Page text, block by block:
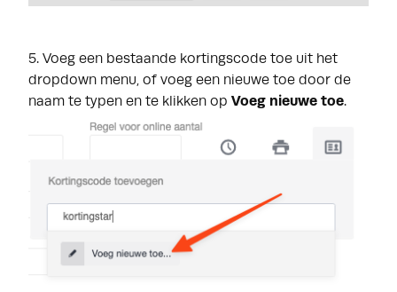
5. Voeg een bestaande kortingscode toe uit het
dropdown menu, of voeg een nieuwe toe door de
naam te typen en te klikken op Voeg nieuwe toe.